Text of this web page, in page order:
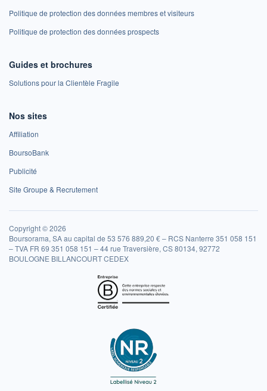
Politique de protection des données membres et visiteurs
Politique de protection des données prospects
Guides et brochures
Solutions pour la Clientèle Fragile
Nos sites
Affiliation
BoursoBank
Publicité
Site Groupe & Recrutement
Copyright © 2026
Boursorama, SA au capital de 53 576 889,20 € – RCS Nanterre 351 058 151
– TVA FR 69 351 058 151 – 44 rue Traversière, CS 80134, 92772
BOULOGNE BILLANCOURT CEDEX